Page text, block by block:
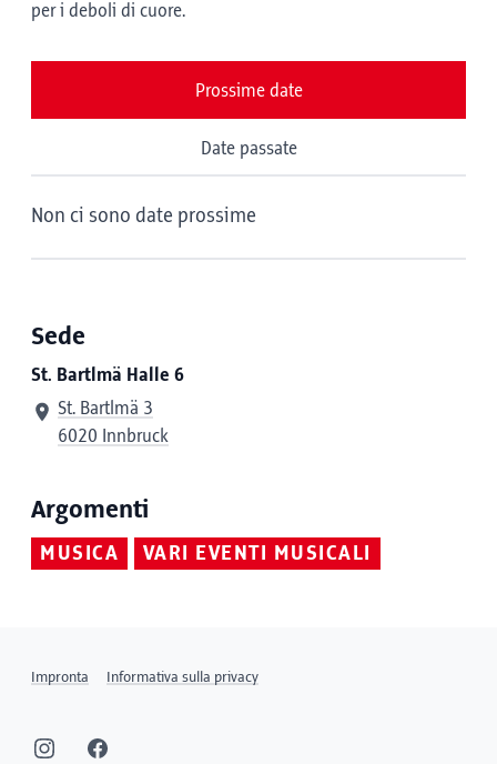
per i deboli di cuore.
Prossime date
Date passate
Non ci sono date prossime
Sede
St. Bartlmä Halle 6
St. Bartlmä 3
6020 Innbruck
Argomenti
MUSICA VARI EVENTI MUSICALI
Impronta Informativa sulla privacy